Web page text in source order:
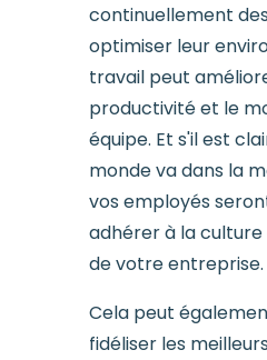
continuellement
optimiser leur
travail peut
productivité et le
équipe. Et s'il est
monde va dans la
vos employés
adhérer à la culture
de votre entreprise.
Cela peut
fidéliser les